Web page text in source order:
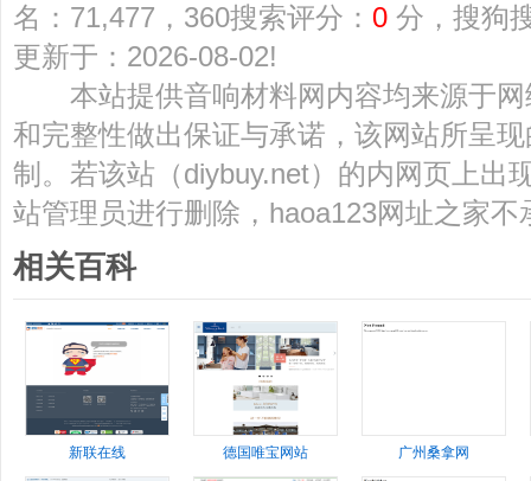
名：71,477，360搜索评分： 0 分，搜狗
更新于：2026-08-02!
本站提供音响材料网内容均来源于网
和完整性做出保证与承诺，该网站所呈
制。若该站（diybuy.net）的内网页上出
站管理员进行删除，haoa123网址之家不
相关百科
新联在线 德国唯宝网站 广州桑拿网